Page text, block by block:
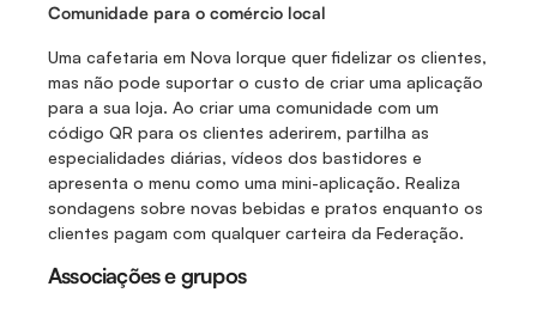
Comunidade para o comércio local
Uma cafetaria em Nova Iorque quer fidelizar os clientes,
mas não pode suportar o custo de criar uma aplicação
para a sua loja. Ao criar uma comunidade com um
código QR para os clientes aderirem, partilha as
especialidades diárias, vídeos dos bastidores e
apresenta o menu como uma mini-aplicação. Realiza
sondagens sobre novas bebidas e pratos enquanto os
clientes pagam com qualquer carteira da Federação.
Associações e grupos